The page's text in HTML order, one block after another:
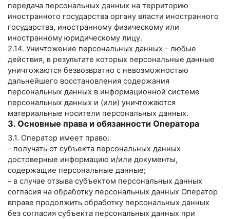
передача персональных данных на территорию
иностранного государства органу власти иностранного
государства, иностранному физическому или
иностранному юридическому лицу.
2.14. Уничтожение персональных данных – любые
действия, в результате которых персональные данные
уничтожаются безвозвратно с невозможностью
дальнейшего восстановления содержания
персональных данных в информационной системе
персональных данных и (или) уничтожаются
материальные носители персональных данных.
3. Основные права и обязанности Оператора
3.1. Оператор имеет право:
– получать от субъекта персональных данных
достоверные информацию и/или документы,
содержащие персональные данные;
– в случае отзыва субъектом персональных данных
согласия на обработку персональных данных Оператор
вправе продолжить обработку персональных данных
без согласия субъекта персональных данных при